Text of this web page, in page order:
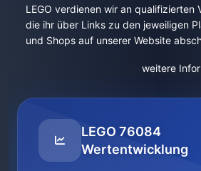
LEGO verdienen wir an qualifizierten
die ihr über Links zu den jeweiligen
und Shops auf unserer Website
weitere
LEGO 76084
Wertentwicklung